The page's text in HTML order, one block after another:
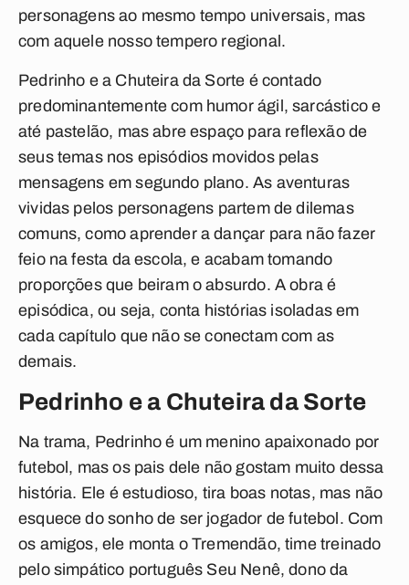
personagens ao mesmo tempo universais, mas
com aquele nosso tempero regional.
Pedrinho e a Chuteira da Sorte é contado
predominantemente com humor ágil, sarcástico e
até pastelão, mas abre espaço para reflexão de
seus temas nos episódios movidos pelas
mensagens em segundo plano. As aventuras
vividas pelos personagens partem de dilemas
comuns, como aprender a dançar para não fazer
feio na festa da escola, e acabam tomando
proporções que beiram o absurdo. A obra é
episódica, ou seja, conta histórias isoladas em
cada capítulo que não se conectam com as
demais.
Pedrinho e a Chuteira da Sorte
Na trama, Pedrinho é um menino apaixonado por
futebol, mas os pais dele não gostam muito dessa
história. Ele é estudioso, tira boas notas, mas não
esquece do sonho de ser jogador de futebol. Com
os amigos, ele monta o Tremendão, time treinado
pelo simpático português Seu Nenê, dono da